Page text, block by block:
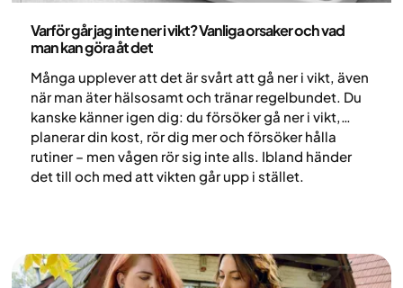
Varför går jag inte ner i vikt? Vanliga orsaker och vad
man kan göra åt det
Många upplever att det är svårt att gå ner i vikt, även
när man äter hälsosamt och tränar regelbundet. Du
kanske känner igen dig: du försöker gå ner i vikt,
planerar din kost, rör dig mer och försöker hålla
rutiner – men vågen rör sig inte alls. Ibland händer
det till och med att vikten går upp i stället.